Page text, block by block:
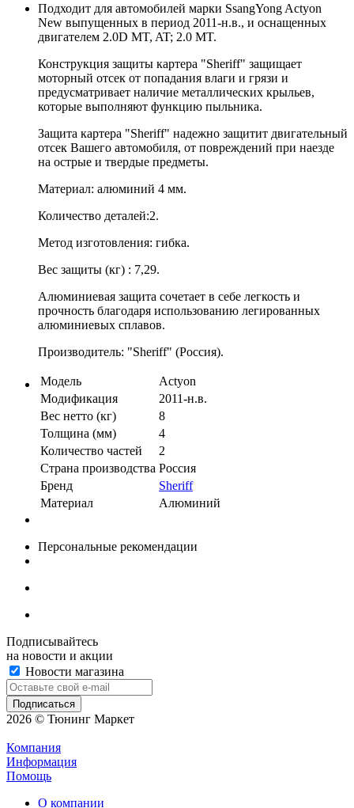
Подходит для автомобилей марки SsangYong Actyon
New выпущенных в период 2011-н.в., и оснащенных
двигателем 2.0D MT, AT; 2.0 MT.
Конструкция защиты картера "Sheriff" защищает
моторный отсек от попадания влаги и грязи и
предусматривает наличие металлических крыльев,
которые выполняют функцию пыльника.
Защита картера "Sheriff" надежно защитит двигательный
отсек Вашего автомобиля, от повреждений при наезде
на острые и твердые предметы.
Материал: алюминий 4 мм.
Количество деталей:2.
Метод изготовления: гибка.
Вес защиты (кг) : 7,29.
Алюминиевая защита сочетает в себе легкость и
прочность благодаря использованию легированных
алюминиевых сплавов.
Производитель: "Sheriff" (Россия).
Модель
Actyon
Модификация
2011-н.в.
Вес нетто (кг)
8
Толщина (мм)
4
Количество частей
2
Страна производства Россия
Бренд
Sheriff
Материал
Алюминий
Персональные рекомендации
Подписывайтесь
на новости и акции
Новости магазина
2026 © Тюнинг Маркет
Компания
Информация
Помощь
О компании